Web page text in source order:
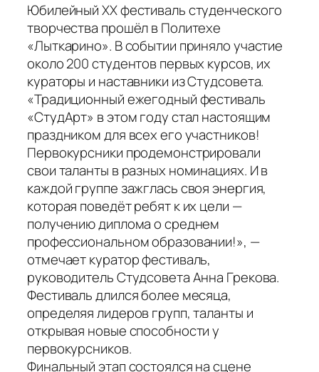
Юбилейный XX фестиваль студенческого
творчества прошёл в Политехе
«Лыткарино». В событии приняло участие
около 200 студентов первых курсов, их
кураторы и наставники из Студсовета.
«Традиционный ежегодный фестиваль
«СтудАрт» в этом году стал настоящим
праздником для всех его участников!
Первокурсники продемонстрировали
свои таланты в разных номинациях. И в
каждой группе зажглась своя энергия,
которая поведёт ребят к их цели —
получению диплома о среднем
профессиональном образовании!», —
отмечает куратор фестиваль,
руководитель Студсовета Анна Грекова.
Фестиваль длился более месяца,
определяя лидеров групп, таланты и
открывая новые способности у
первокурсников.
Финальный этап состоялся на сцене